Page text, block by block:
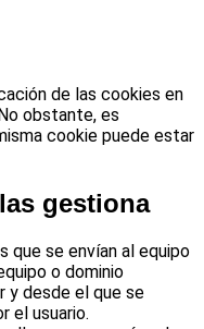
de las cookies en
obstante, es
cookie puede estar
gestiona
que se envían al equipo
o dominio
y desde el que se
el usuario.